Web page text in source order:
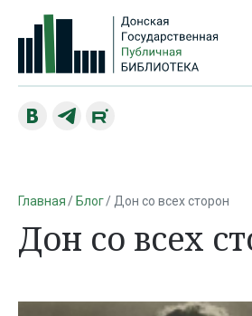
Главная Блог Дон со всех сторон
Дон со всех